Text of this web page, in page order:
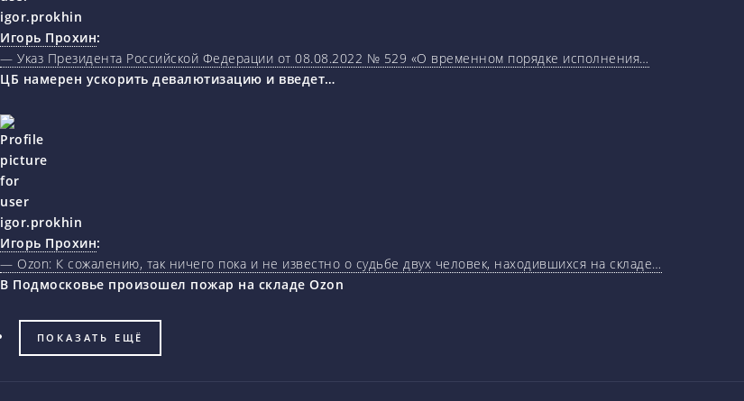
Игорь Прохин:
— Указ Президента Российской Федерации от 08.08.2022 № 529 «О временном порядке исполнения…
ЦБ намерен ускорить девалютизацию и введет…
Игорь Прохин:
— Ozon: К сожалению, так ничего пока и не известно о судьбе двух человек, находившихся на складе…
В Подмосковье произошел пожар на складе Ozon
ПОКАЗАТЬ ЕЩЁ